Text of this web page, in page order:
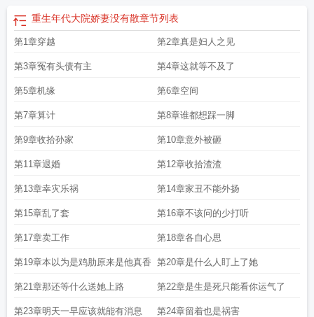
重生年代大院娇妻没有散章节列表
第1章穿越 第2章真是妇人之见
第3章冤有头债有主 第4章这就等不及了
第5章机缘 第6章空间
第7章算计 第8章谁都想踩一脚
第9章收拾孙家 第10章意外被砸
第11章退婚 第12章收拾渣渣
第13章幸灾乐祸 第14章家丑不能外扬
第15章乱了套 第16章不该问的少打听
第17章卖工作 第18章各自心思
第19章本以为是鸡肋原来是他真香 第20章是什么人盯上了她
第21章那还等什么送她上路 第22章是生是死只能看你运气了
第23章明天一早应该就能有消息 第24章留着也是祸害